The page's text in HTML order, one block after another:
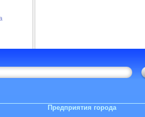
Предприятия города